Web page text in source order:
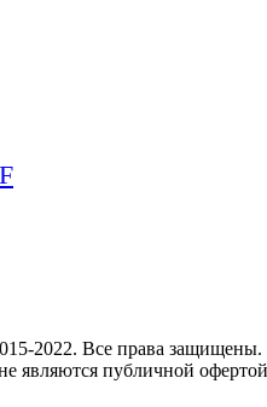
2022. Все права защищены.
являются публичной офертой